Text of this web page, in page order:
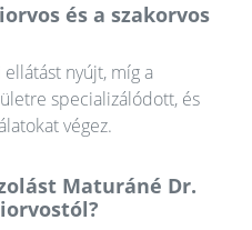
és a szakorvos
nyújt, míg a
specializálódott, és
végez.
Maturáné Dr.